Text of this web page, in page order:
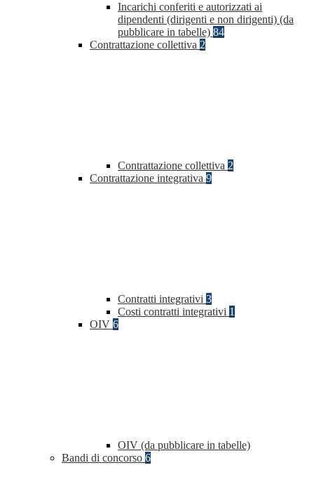
Incarichi conferiti e autorizzati ai
dipendenti (dirigenti e non dirigenti) (da
pubblicare in tabelle) 84
Contrattazione collettiva 2
Contrattazione collettiva 2
Contrattazione integrativa 9
Contratti integrativi 3
Costi contratti integrativi 1
OIV 6
OIV (da pubblicare in tabelle)
Bandi di concorso 6